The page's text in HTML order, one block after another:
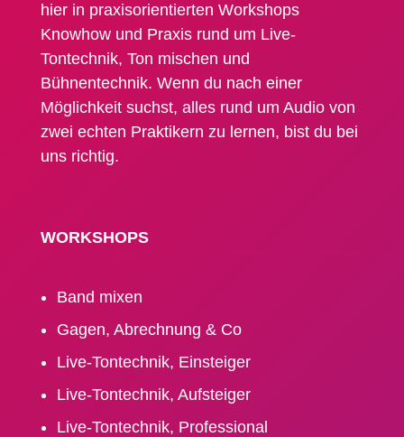
hier in praxisorientierten Workshops
Knowhow und Praxis rund um Live-
Tontechnik, Ton mischen und
Bühnentechnik. Wenn du nach einer
Möglichkeit suchst, alles rund um Audio von
zwei echten Praktikern zu lernen, bist du bei
uns richtig.
WORK­SHOPS
Band mixen
Gagen, Abrechnung & Co
Live-Tontechnik, Einsteiger
Live-Tontechnik, Aufsteiger
Live-Tontechnik, Professional